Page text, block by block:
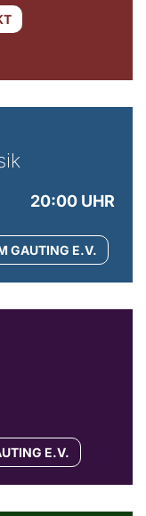
20:00 UHR
GAUTING E.V.
E.V.